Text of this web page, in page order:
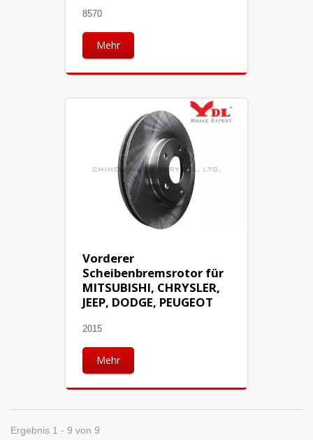
8570
Mehr
Vorderer
Scheibenbremsrotor für
MITSUBISHI, CHRYSLER,
JEEP, DODGE, PEUGEOT
2015
Mehr
Ergebnis 1 - 9 von 9